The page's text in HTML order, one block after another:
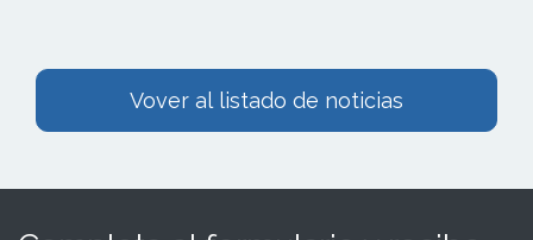
Vover al listado de noticias